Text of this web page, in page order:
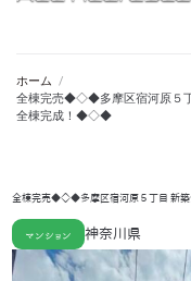
ホーム /
全棟完売◆◇◆多摩区宿河原５
全棟完成！◆◇◆
全棟完売◆◇◆多摩区宿河原５丁目 新
マンション 神奈川県